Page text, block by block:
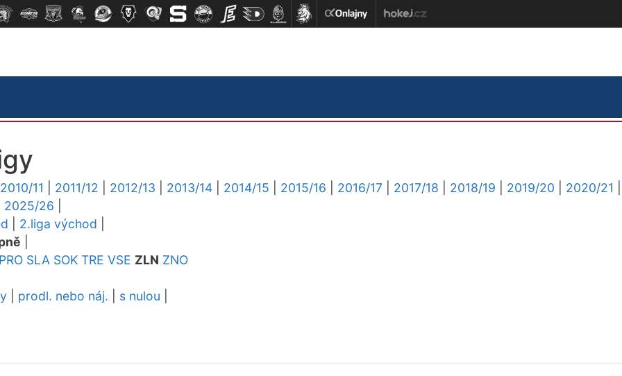
2010/11 2011/12 2012/13 2013/14 2014/15 2015/16 2016/17 2017/18 2018/19 2019/20 2020/21
2025/26
2.liga východ
PRO SLA SOK TRE VSE ZLN ZNO
prodl. nebo náj. s nulou